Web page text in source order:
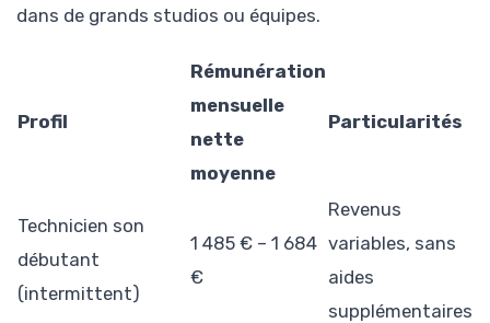
dans de grands studios ou équipes.
Profil
Rémunération
mensuelle
nette
moyenne
Particularités
Technicien son
débutant
(intermittent)
1 485 € – 1 684
€
Revenus
variables, sans
aides
supplémentaires